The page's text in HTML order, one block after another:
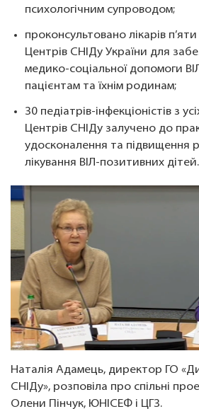
психологічним супроводом;
проконсультовано лікарів
Центрів СНІДу України для
медико-соціальної допомоги
пацієнтам та їхнім родинам;
30 педіатрів-інфекціоністів з
Центрів СНІДу залучено до
удосконалення та підвищення
лікування ВІЛ-позитивних дітей.
Наталія Адамець, директор ГО
СНІДу», розповіла про спільні
Олени Пінчук, ЮНІСЕФ і ЦГЗ.